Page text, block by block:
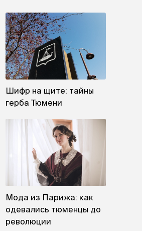
Шифр на щите: тайны
герба Тюмени
Мода из Парижа: как
одевались тюменцы до
революции